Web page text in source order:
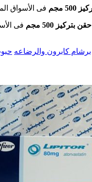
مجم فى الأسواق المصرية 36 جنية مصري
فى الأسواق
برشام كابرون والرضاعه